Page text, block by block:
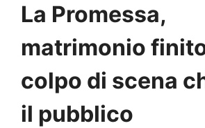
La Promessa,
matrimonio
colpo di scena
il pubblico